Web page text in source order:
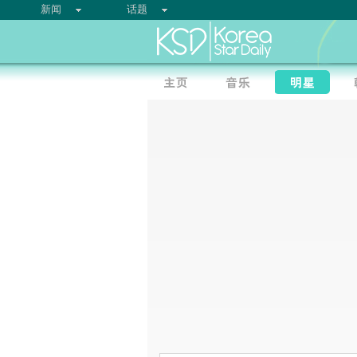
新闻 话题